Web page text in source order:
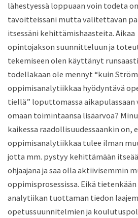
lähestyessä loppuaan voin todeta
tavoitteissani mutta valitettavan
itsessäni kehittämishaasteita. Aikaa
opintojakson suunnitteluun ja
tekemiseen olen käyttänyt runsaasti
todellakaan ole mennyt “kuin
oppimisanalytiikkaa hyödyntävä
tiellä” loputtomassa aikapulassaan
omaan toimintaansa lisäarvoa?
kaikessa raadollisuudessaankin on,
oppimisanalytiikkaa tulee ilman
jotta mm. pystyy kehittämään
ohjaajana ja saa olla aktiivisemmin
oppimisprosessissa. Eikä
analytiikan tuottaman tiedon
opetussuunnitelmien ja